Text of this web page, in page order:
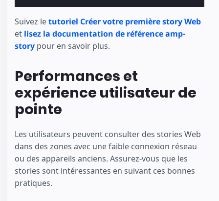
Suivez letutoriel Créer votre première story Web
et lisez la documentation de référence amp-
story pour en savoir plus.
Performances et
expérience utilisateur de
pointe
Les utilisateurs peuvent consulter des stories Web
dans des zones avec une faible connexion réseau
ou des appareils anciens. Assurez-vous que les
stories sont intéressantes en suivant ces bonnes
pratiques.